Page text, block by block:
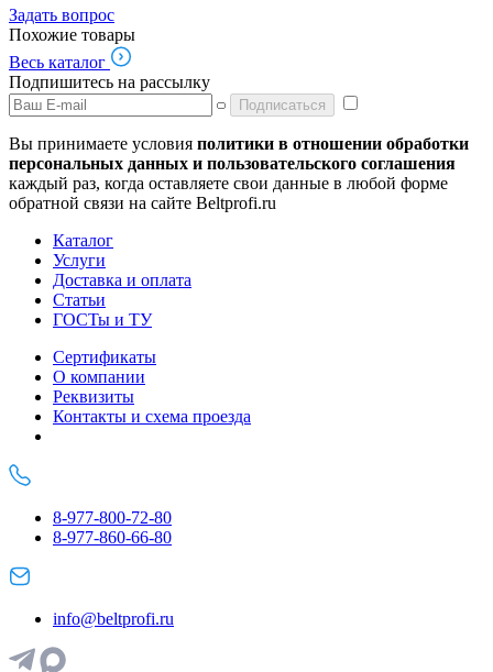
Задать вопрос
Похожие товары
Весь каталог
Подпишитесь на рассылку
Подписаться
Вы принимаете условия политики в отношении обработки
персональных данных и пользовательского соглашения
каждый раз, когда оставляете свои данные в любой форме
обратной связи на сайте Beltprofi.ru
Каталог
Услуги
Доставка и оплата
Статьи
ГОСТы и ТУ
Сертификаты
О компании
Реквизиты
Контакты и схема проезда
8-977-800-72-80
8-977-860-66-80
info@beltprofi.ru